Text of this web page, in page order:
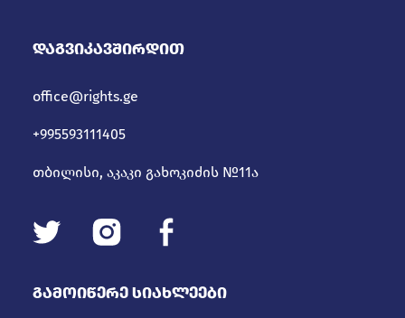
Დაგვიკავშირდით
office@rights.ge
+995593111405
თბილისი, აკაკი გახოკიძის №11ა
Გამოიწერე Სიახლეები